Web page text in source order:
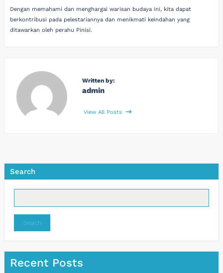
Dengan memahami dan menghargai warisan budaya ini, kita dapat
berkontribusi pada pelestariannya dan menikmati keindahan yang
ditawarkan oleh perahu Pinisi.
Written by:
admin
View All Posts
Search
Search
Recent Posts